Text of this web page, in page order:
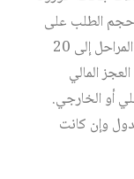
حجم الطلب على
النفط وبالتالي أسعاره التي هبطت في بعض المراحل إلى 20
المالي
أو الخارجي.
وإن كانت